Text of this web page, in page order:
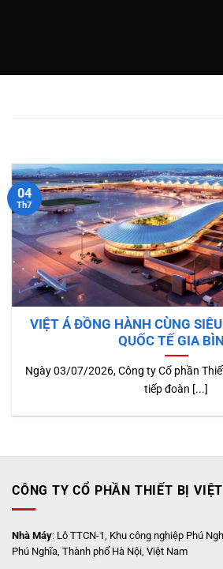
VIỆT Á ĐỒNG HÀNH CÙNG
QUỐC TẾ GIA
Ngày 03/07/2026, Công ty Cổ phần
tiếp đoàn [...]
04
Th7
CÔNG TY CỔ PHẦN THIẾT BỊ
Nhà Máy: Lô TTCN-1, Khu công nghiệp Phú
Phú Nghĩa, Thành phố Hà Nội, Việt Nam